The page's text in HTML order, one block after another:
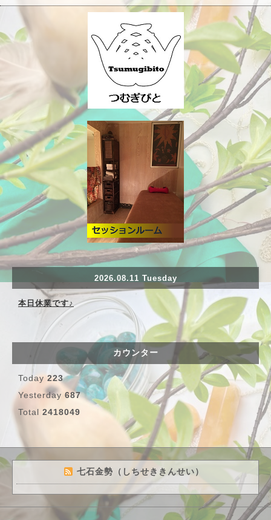
2026.08.11 Tuesday
本日休業です♪
カウンター
Today 223
Yesterday 687
Total 2418049
七石金勢（しちせききんせい）